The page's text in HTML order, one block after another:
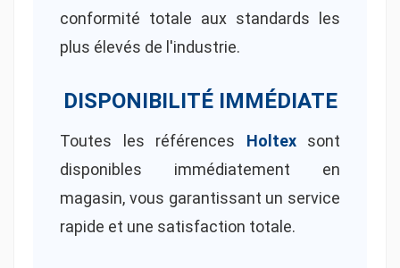
conformité totale aux standards les
plus élevés de l'industrie.
DISPONIBILITÉ IMMÉDIATE
Toutes les références Holtexsont
disponibles immédiatement en
magasin, vous garantissant un service
rapide et une satisfaction totale.